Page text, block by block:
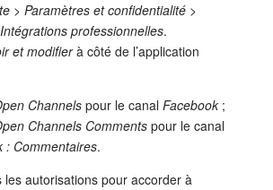
> Paramètres et confidentialité >
Intégrations professionnelles.
et modifierà côté de l’application
Channels pour le canal Facebook ;
Channels Comments pour le canal
: Commentaires.
les autorisations pour accorder à